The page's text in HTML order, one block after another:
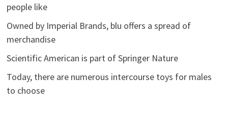
people like
Owned by Imperial Brands, blu offers a spread of
merchandise
Scientific American is part of Springer Nature
Today, there are numerous intercourse toys for males
to choose